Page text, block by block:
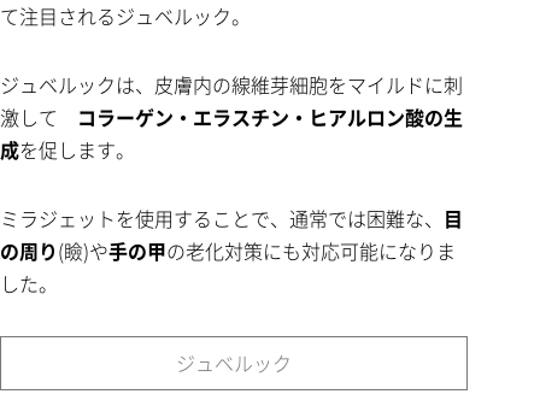
て注目されるジュベルック。
ジュベルックは、皮膚内の線維芽細胞をマイルドに刺
激して コラーゲン・エラスチン・ヒアルロン酸の生
成を促します。
ミラジェットを使用することで、通常では困難な、 目
の周り(瞼)や手の甲の老化対策にも対応可能になりま
した。
ジュベルック